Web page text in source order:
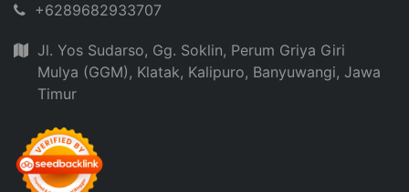
+6289682933707
Jl. Yos Sudarso, Gg. Soklin, Perum Griya Giri
Mulya (GGM), Klatak, Kalipuro, Banyuwangi, Jawa
Timur